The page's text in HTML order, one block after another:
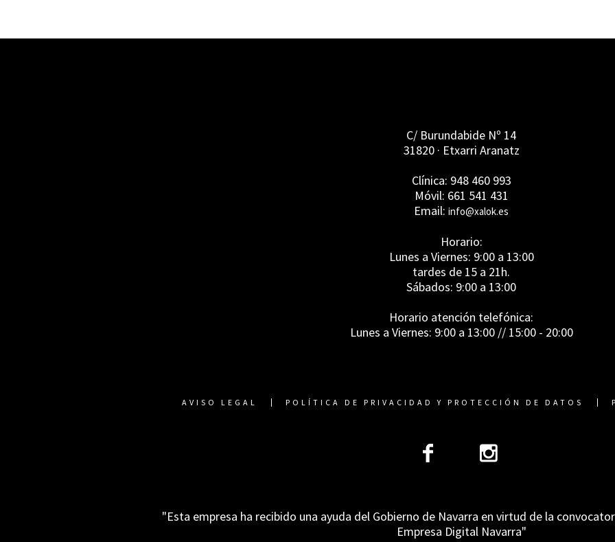
C/ Burundabide Nº 14
31820 · Etxarri Aranatz
Clínica: 948 460 993
Móvil: 661 541 431
Email: info@xalok.es
Horario:
Lunes a Viernes: 9:00 a 13:00
tardes de 15 a 21h.
Sábados: 9:00 a 13:00
Horario atención telefónica:
Lunes a Viernes: 9:00 a 13:00 // 15:00 - 20:00
AVISO LEGAL POLÍTICA DE PRIVACIDAD Y PROTECCIÓN DE DATOS
"Esta empresa ha recibido una ayuda del Gobierno de Navarra en virtud de la
Empresa Digital Navarra"